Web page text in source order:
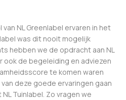
NL Greenlabel ervaren in het
was dit nooit mogelijk
hebben we de opdracht aan NL
ook de begeleiding en adviezen
te komen waren
deze goede ervaringen gaan
Tuinlabel. Zo vragen we